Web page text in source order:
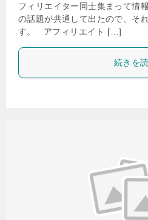
フィリエイター同士集まって情
の話題が共通して出たので、そ
す。 アフィリエイト […]
続きを